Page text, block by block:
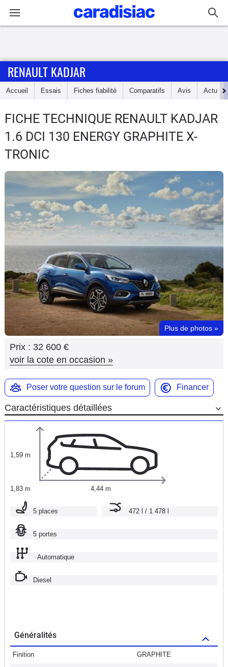
Accueil
Essais
Guide
d'achat
Electriques
Utilitaires
Services
Forum
Moto
Marques
RENAULT KADJAR
Accueil Essais Fiches fiabilité Comparatifs Avis Actu
FICHE TECHNIQUE RENAULT KADJAR
1.6 DCI 130 ENERGY GRAPHITE X-
TRONIC
Plus de photos »
Prix : 32 600 €
voir la cote en occasion »
Poser votre question sur le forum Financer
Caractéristiques détaillées
1,59 m
1,83 m 4,44 m
5 places 472 l / 1 478 l
5 portes
Automatique
Diesel
Généralités
Finition GRAPHITE